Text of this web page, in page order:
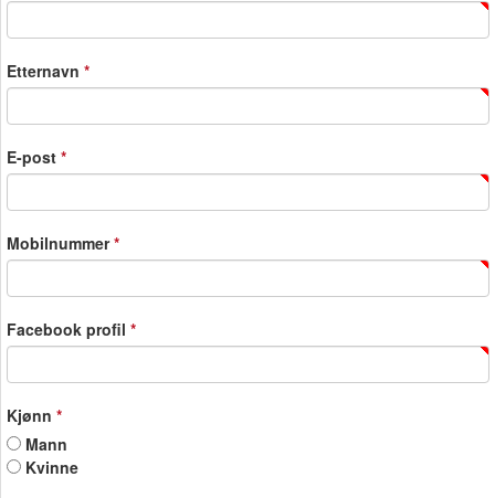
Etternavn *
E-post *
Mobilnummer*
Facebook profil *
Kjønn *
Mann
Kvinne